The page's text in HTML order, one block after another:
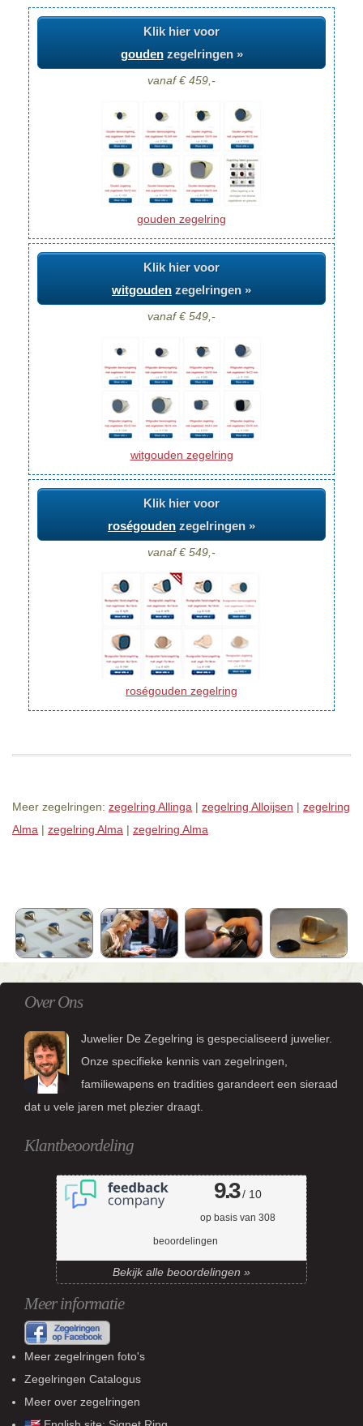
Klik hier voor
goudenzegelringen »
vanaf € 459,-
gouden zegelring
Klik hier voor
witgouden zegelringen »
vanaf € 549,-
witgouden zegelring
Klik hier voor
roségouden zegelringen »
vanaf € 549,-
roségouden zegelring
Meer zegelringen: zegelring Allinga | zegelring Alloijsen | zegelring
Alma | zegelring Alma | zegelring Alma
Over Ons
Juwelier De Zegelring is gespecialiseerd juwelier.
Onze specifieke kennis van zegelringen,
familiewapens en tradities garandeert een sieraad
dat u vele jaren met plezier draagt.
Klantbeoordeling
9.3/ 10
op basis van 308
beoordelingen
Bekijk alle beoordelingen »
Meer informatie
Meer zegelringen foto's
Zegelringen Catalogus
Meer over zegelringen